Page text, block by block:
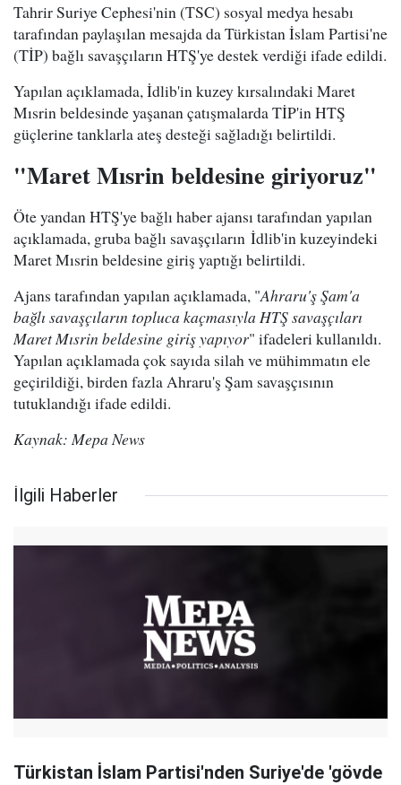
Tahrir Suriye Cephesi'nin (TSC) sosyal medya hesabı
tarafından paylaşılan mesajda da Türkistan İslam Partisi'ne
(TİP) bağlı savaşçıların HTŞ'ye destek verdiği ifade edildi.
Yapılan açıklamada, İdlib'in kuzey kırsalındaki Maret
Mısrin beldesinde yaşanan çatışmalarda TİP'in HTŞ
güçlerine tanklarla ateş desteği sağladığı belirtildi.
"Maret Mısrin beldesine giriyoruz"
Öte yandan HTŞ'ye bağlı haber ajansı tarafından yapılan
açıklamada, gruba bağlı savaşçıların İdlib'in kuzeyindeki
Maret Mısrin beldesine giriş yaptığı belirtildi.
Ajans tarafından yapılan açıklamada, "Ahraru'ş Şam'a
bağlı savaşçıların topluca kaçmasıyla HTŞ savaşçıları
Maret Mısrin beldesine giriş yapıyor" ifadeleri kullanıldı.
Yapılan açıklamada çok sayıda silah ve mühimmatın ele
geçirildiği, birden fazla Ahraru'ş Şam savaşçısının
tutuklandığı ifade edildi.
Kaynak: Mepa News
İlgili Haberler
Türkistan İslam Partisi'nden Suriye'de 'gövde